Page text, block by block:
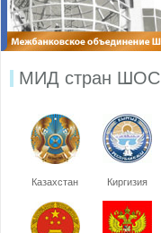
МИД стран ШОС
Казахстан Киргизия